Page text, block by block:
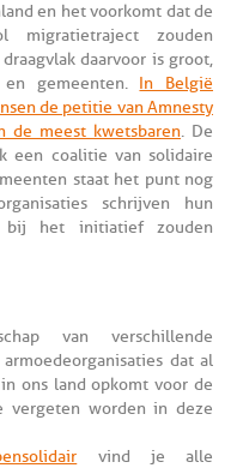
en het voorkomt dat de
zouden
daarvoor is groot,
gemeenten. In België
de petitie van Amnesty
de meest kwetsbaren. De
een coalitie van solidaire
staat het punt nog
schrijven hun
bij het initiatief zouden
van verschillende
dat al
ons land opkomt voor de
vergeten worden in deze
vind je alle